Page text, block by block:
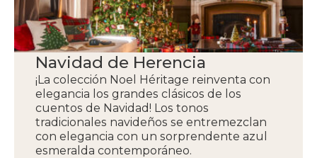
Navidad de Herencia
¡La colección Noel Héritage reinventa con
elegancia los grandes clásicos de los
cuentos de Navidad! Los tonos
tradicionales navideños se entremezclan
con elegancia con un sorprendente azul
esmeralda contemporáneo.